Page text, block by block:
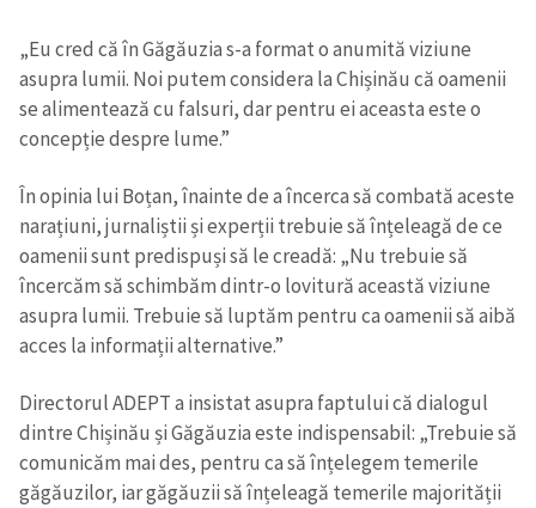
„Eu cred că în Găgăuzia s-a format o anumită viziune
asupra lumii. Noi putem considera la Chișinău că oamenii
se alimentează cu falsuri, dar pentru ei aceasta este o
concepție despre lume.”
În opinia lui Boțan, înainte de a încerca să combată aceste
narațiuni, jurnaliștii și experții trebuie să înțeleagă de ce
oamenii sunt predispuși să le creadă: „Nu trebuie să
încercăm să schimbăm dintr-o lovitură această viziune
asupra lumii. Trebuie să luptăm pentru ca oamenii să aibă
acces la informații alternative.”
Directorul ADEPT a insistat asupra faptului că dialogul
dintre Chișinău și Găgăuzia este indispensabil: „Trebuie să
comunicăm mai des, pentru ca să înțelegem temerile
găgăuzilor, iar găgăuzii să înțeleagă temerile majorității